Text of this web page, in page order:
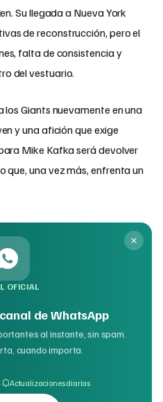
Su llegada a Nueva York
de reconstrucción, pero el
falta de consistencia y
del vestuario.
Giants nuevamente en una
y una afición que exige
Mike Kafka será devolver
que, una vez más, enfrenta un
OFICIAL
de WhatsApp
al instante, sin spam.
cuando importa.
· Actualizaciones diarias